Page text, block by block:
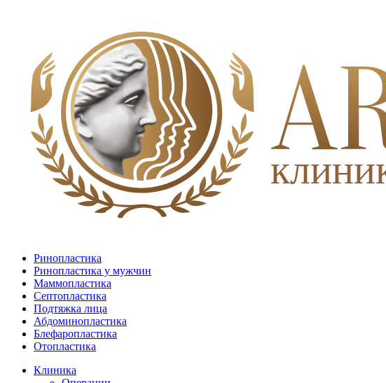
Ринопластика
Ринопластика у мужчин
Маммопластика
Септопластика
Подтяжка лица
Абдоминопластика
Блефаропластика
Отопластика
Клиника